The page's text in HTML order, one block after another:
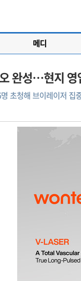
메디
완성…현지 영
초청해 브이레이저 집